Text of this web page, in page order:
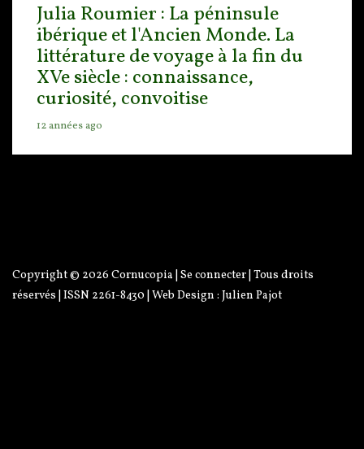
Julia Roumier : La péninsule
ibérique et l'Ancien Monde. La
littérature de voyage à la fin du
XVe siècle : connaissance,
curiosité, convoitise
12 années ago
Copyright © 2026 Cornucopia Se connecter | Tous droits
réservés | ISSN 2261-8430 | Web Design : Julien Pajot